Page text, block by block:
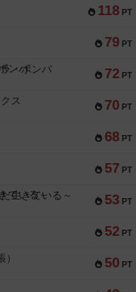
118 PT
79 PT
72 PT
・ボンバ
70 PT
ス
68 PT
57 PT
53 PT
生きている～
52 PT
50 PT